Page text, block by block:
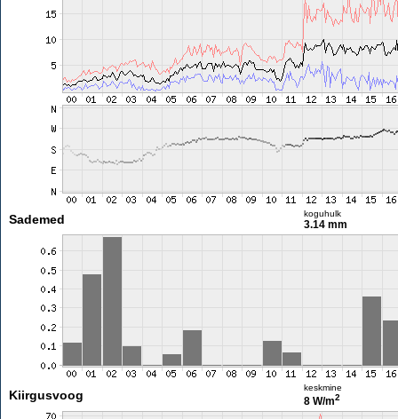
Sademed koguhulk
3.14 mm
Kiirgusvoog
keskmine
8 W/m2